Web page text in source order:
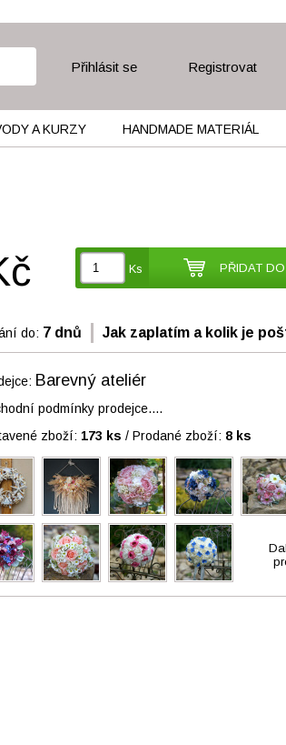
Přihlásit se Registrovat
A KURZY HANDMADE MATERIÁL
Ks PŘIDAT
do: 7 dnů Jak zaplatím a kolik je
Barevný ateliér
podmínky prodejce....
zboží: 173 ks / Prodané zboží: 8 ks